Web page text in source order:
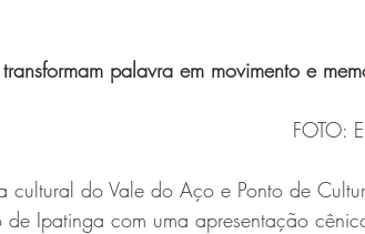
palavra em movimento e
FOTO:
do Vale do Aço e Ponto de
Ipatinga com uma apresentação